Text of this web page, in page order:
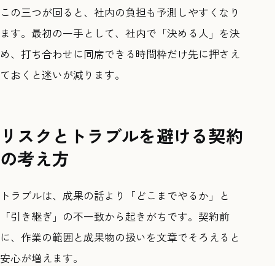
この三つが回ると、社内の負担も予測しやすくなり
ます。最初の一手として、社内で「決める人」を決
め、打ち合わせに同席できる時間枠だけ先に押さえ
ておくと迷いが減ります。
リスクとトラブルを避ける契約
の考え方
トラブルは、成果の話より「どこまでやるか」と
「引き継ぎ」の不一致から起きがちです。契約前
に、作業の範囲と成果物の扱いを文章でそろえると
安心が増えます。